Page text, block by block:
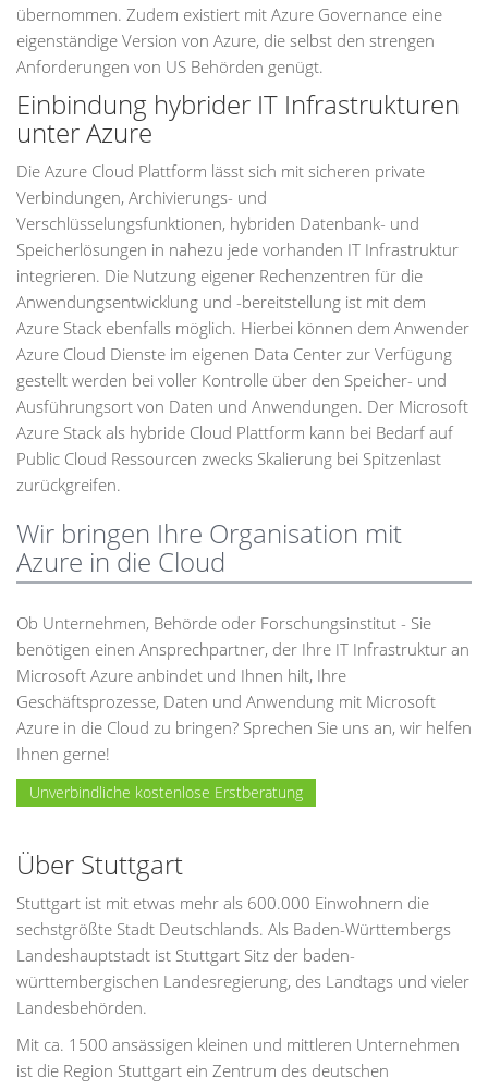
übernommen. Zudem existiert mit Azure Governance eine
eigenständige Version von Azure, die selbst den strengen
Anforderungen von US Behörden genügt.
Einbindung hybrider IT Infrastrukturen
unter Azure
Die Azure Cloud Plattform lässt sich mit sicheren private
Verbindungen, Archivierungs- und
Verschlüsselungsfunktionen, hybriden Datenbank- und
Speicherlösungen in nahezu jede vorhanden IT Infrastruktur
integrieren. Die Nutzung eigener Rechenzentren für die
Anwendungsentwicklung und -bereitstellung ist mit dem
Azure Stack ebenfalls möglich. Hierbei können dem Anwender
Azure Cloud Dienste im eigenen Data Center zur Verfügung
gestellt werden bei voller Kontrolle über den Speicher- und
Ausführungsort von Daten und Anwendungen. Der Microsoft
Azure Stack als hybride Cloud Plattform kann bei Bedarf auf
Public Cloud Ressourcen zwecks Skalierung bei Spitzenlast
zurückgreifen.
Wir bringen Ihre Organisation mit
Azure in die Cloud
Ob Unternehmen, Behörde oder Forschungsinstitut - Sie
benötigen einen Ansprechpartner, der Ihre IT Infrastruktur an
Microsoft Azure anbindet und Ihnen hilt, Ihre
Geschäftsprozesse, Daten und Anwendung mit Microsoft
Azure in die Cloud zu bringen? Sprechen Sie uns an, wir helfen
Ihnen gerne!
Unverbindliche kostenlose Erstberatung
Über Stuttgart
Stuttgart ist mit etwas mehr als 600.000 Einwohnern die
sechstgrößte Stadt Deutschlands. Als Baden-Württembergs
Landeshauptstadt ist Stuttgart Sitz der baden-
württembergischen Landesregierung, des Landtags und vieler
Landesbehörden.
Mit ca. 1500 ansässigen kleinen und mittleren Unternehmen
ist die Region Stuttgart ein Zentrum des deutschen